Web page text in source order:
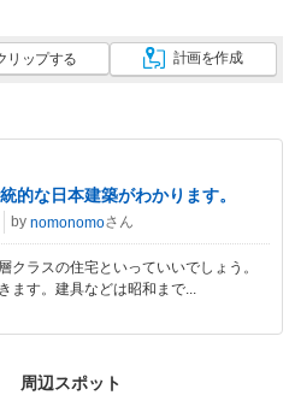
リップする 計画を作成
的な日本建築がわかります。
by nomonomoさん
クラスの住宅といっていいでしょう。
ます。建具などは昭和まで...
周辺スポット